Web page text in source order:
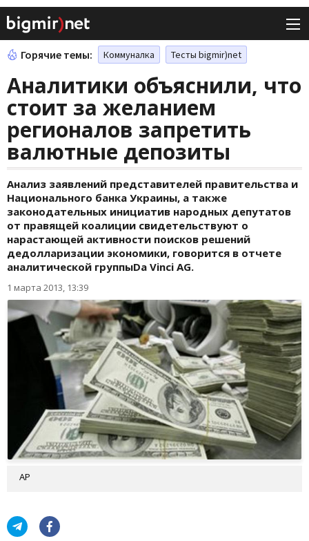
Горячие темы: Коммуналка Тесты bigmir)net
Аналитики объяснили, что
стоит за желанием
регионалов запретить
валютные депозиты
Анализ заявлений представителей правительства и
Национального банка Украины, а также
законодательных инициатив народных депутатов
от правящей коалиции свидетельствуют о
нарастающей активности поисков решений
дедолларизации экономики, говорится в отчете
аналитической группыDa Vinci AG.
1 марта 2013, 13:39
АР